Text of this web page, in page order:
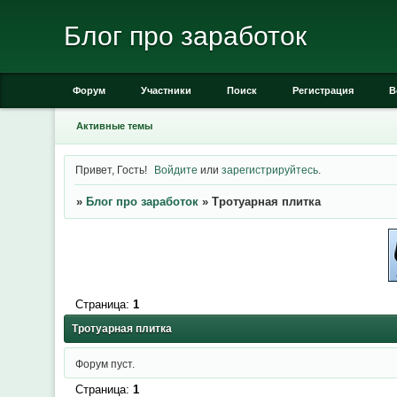
Блог про заработок
Форум Участники Поиск Регистрация
Активные темы
Привет, Гость! Войдите илизарегистрируйтесь
» Блог про заработок » Тротуарная плитка
Тротуарная плитка
Страница: 1
Форум пуст.
Страница: 1